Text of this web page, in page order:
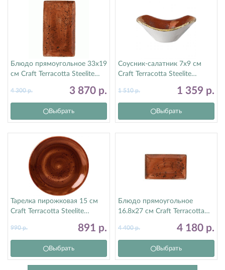
Блюдо прямоугольное 33х19
см Craft Terracotta Steelite
3 870 р.
4 300р.
Выбрать
Соусник-салатник 7х9 см
Craft Terracotta Steelite
1 359 р.
1 510р.
Выбрать
Тарелка пирожковая 15 см
Craft Terracotta Steelite
891 р.
990р.
Выбрать
Блюдо прямоугольное
16.8х27 см Craft Terracotta
4 180 р.
4 400р.
Выбрать